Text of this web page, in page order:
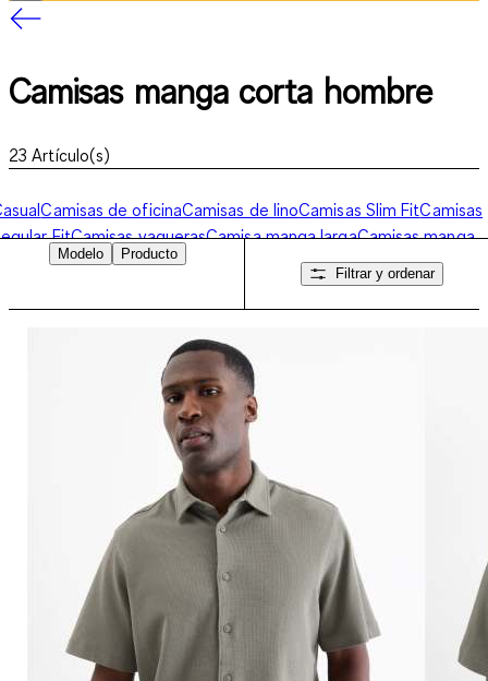
Camisas manga corta hombre
23 Artículo(s)
Camisas de oficinaCamisas de linoCamisas Slim FitCamisas
FitCamisas vaquerasCamisa manga largaCamisas manga
hombreCamisas Non Iron
Modelo
Producto
Filtrar y ordenar